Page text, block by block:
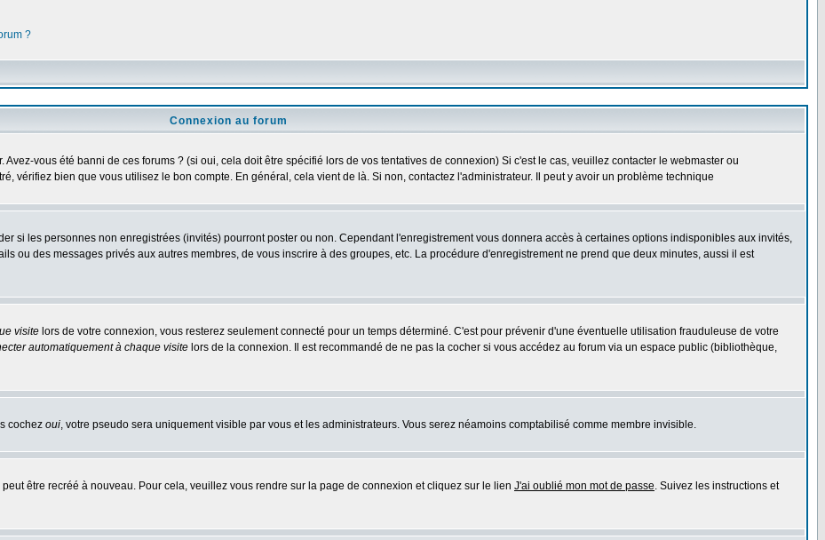
?
Connexion au forum
vous été banni de ces forums ? (si oui, cela doit être spécifié lors de vos tentatives de connexion) Si c'est le cas, veuillez contacter le webmaster ou
vérifiez bien que vous utilisez le bon compte. En général, cela vient de là. Si non, contactez l'administrateur. Il peut y avoir un problème technique
si les personnes non enregistrées (invités) pourront poster ou non. Cependant l'enregistrement vous donnera accès à certaines options indisponibles aux invités,
ou des messages privés aux autres membres, de vous inscrire à des groupes, etc. La procédure d'enregistrement ne prend que deux minutes, aussi il est
visite lors de votre connexion, vous resterez seulement connecté pour un temps déterminé. C'est pour prévenir d'une éventuelle utilisation frauduleuse de votre
automatiquement à chaque visite lors de la connexion. Il est recommandé de ne pas la cocher si vous accédez au forum via un espace public (bibliothèque,
cochez oui, votre pseudo sera uniquement visible par vous et les administrateurs. Vous serez néamoins comptabilisé comme membre invisible.
être recréé à nouveau. Pour cela, veuillez vous rendre sur la page de connexion et cliquez sur le lien J'ai oublié mon mot de passe. Suivez les instructions et